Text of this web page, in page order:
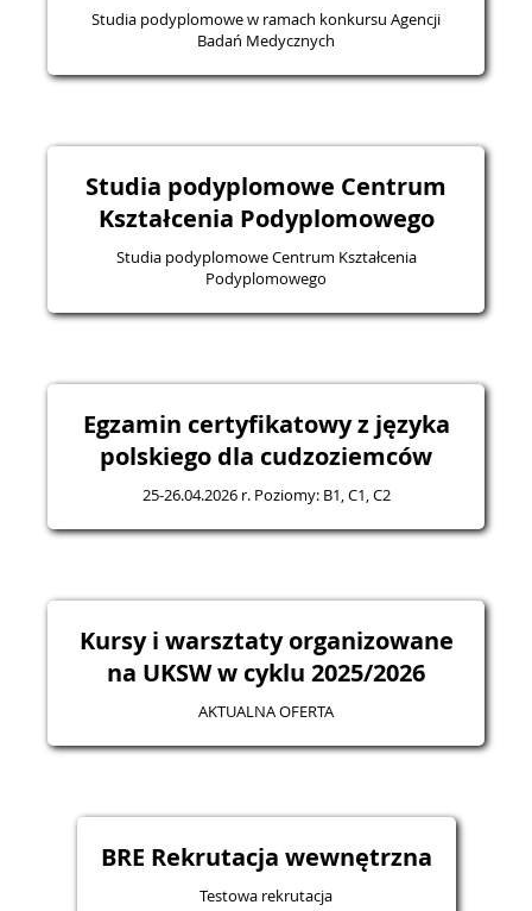
Studia podyplomowe w ramach konkursu Agencji
Badań Medycznych
Studia podyplomowe Centrum
Kształcenia Podyplomowego
Studia podyplomowe Centrum Kształcenia
Podyplomowego
Egzamin certyfikatowy z języka
polskiego dla cudzoziemców
25-26.04.2026 r. Poziomy: B1, C1, C2
Kursy i warsztaty organizowane
na UKSW w cyklu 2025/2026
AKTUALNA OFERTA
BRE Rekrutacja wewnętrzna
Testowa rekrutacja